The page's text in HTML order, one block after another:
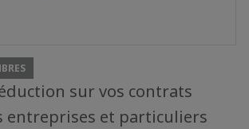
sur vos contrats
entreprises et particuliers